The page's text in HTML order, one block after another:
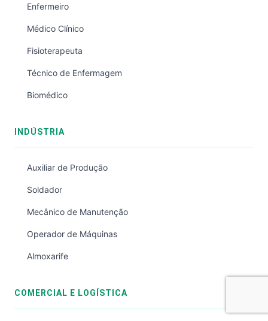
Enfermeiro
Médico Clínico
Fisioterapeuta
Técnico de Enfermagem
Biomédico
INDÚSTRIA
Auxiliar de Produção
Soldador
Mecânico de Manutenção
Operador de Máquinas
Almoxarife
COMERCIAL E LOGÍSTICA